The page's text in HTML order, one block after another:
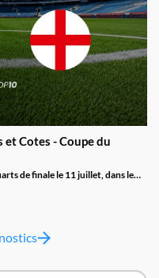
Cotes - Coupe du
de finale le 11 juillet, dans le
Lions ont arraché leur